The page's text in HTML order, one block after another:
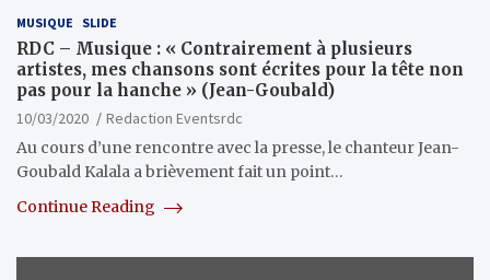
MUSIQUE SLIDE
RDC – Musique : « Contrairement à plusieurs
artistes, mes chansons sont écrites pour la tête non
pas pour la hanche » (Jean-Goubald)
10/03/2020
Redaction Eventsrdc
Au cours d’une rencontre avec la presse, le chanteur Jean-
Goubald Kalala a brièvement fait un point…
Continue Reading